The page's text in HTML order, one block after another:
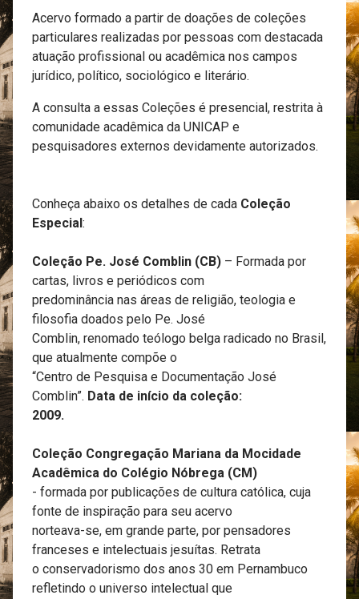
Acervo formado a partir de doações de coleções
particulares realizadas por pessoas com destacada
atuação profissional ou acadêmica nos campos
jurídico, político, sociológico e literário.
A consulta a essas Coleções é presencial, restrita à
comunidade acadêmica da UNICAP e
pesquisadores externos devidamente autorizados.
Conheça abaixo os detalhes de cada Coleção
Especial:
Coleção Pe. José Comblin (CB) – Formada por
cartas, livros e periódicos com
predominância nas áreas de religião, teologia e
filosofia doados pelo Pe. José
Comblin, renomado teólogo belga radicado no Brasil,
que atualmente compõe o
“Centro de Pesquisa e Documentação José
Comblin”. Data de início da coleção:
2009.
Coleção Congregação Mariana da Mocidade
Acadêmica do Colégio Nóbrega (CM)
- formada por publicações de cultura católica, cuja
fonte de inspiração para seu acervo
norteava-se, em grande parte, por pensadores
franceses e intelectuais jesuítas. Retrata
o conservadorismo dos anos 30 em Pernambuco
refletindo o universo intelectual que